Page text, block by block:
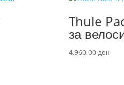
Thule
за
4.960,00 ден